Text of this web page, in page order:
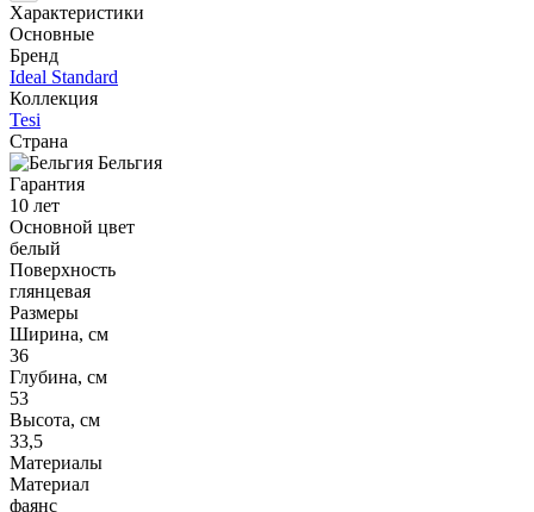
Характеристики
Основные
Бренд
Ideal Standard
Коллекция
Tesi
Страна
Бельгия
Гарантия
10 лет
Основной цвет
белый
Поверхность
глянцевая
Размеры
Ширина, см
36
Глубина, см
53
Высота, см
33,5
Материалы
Материал
фаянс